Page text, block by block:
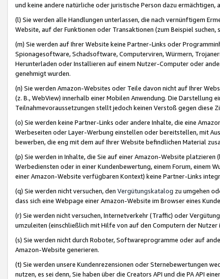
und keine andere natürliche oder juristische Person dazu
(l) Sie werden alle Handlungen unterlassen, die nach vernünftigem
Website, auf der Funktionen oder Transaktionen (zum Beispiel
(m) Sie werden auf Ihrer Website keine Partner-Links oder
Spionagesoftware, Schadsoftware, Computerviren, Würmern,
Herunterladen oder Installieren auf einem Nutzer-Computer oder
genehmigt wurden.
(n) Sie werden Amazon-Websites oder Teile davon nicht auf Ihrer
(z. B., WebView) innerhalb einer Mobilen Anwendung. Die Darstellung
Teilnahmevoraussetzungen stellt jedoch keinen Verstoß gegen diese
(o) Sie werden keine Partner-Links oder andere Inhalte, die eine
Werbeseiten oder Layer-Werbung einstellen oder bereitstellen, mit
bewerben, die eng mit dem auf Ihrer Website befindlichen Material
(p) Sie werden in Inhalte, die Sie auf einer Amazon-Website
Werbediensten oder in einer Kundenbewertung, einem Forum, einem
einer Amazon-Website verfügbaren Kontext) keine Partner-Links
(q) Sie werden nicht versuchen, den Vergütungskatalog zu umgehen
dass sich eine Webpage einer Amazon-Website im Browser eines
(r) Sie werden nicht versuchen, Internetverkehr (Traffic) oder
umzuleiten (einschließlich mit Hilfe von auf den Computern der
(s) Sie werden nicht durch Roboter, Softwareprogramme oder auf
Amazon-Website generieren.
(t) Sie werden unsere Kundenrezensionen oder Sternebewertungen
nutzen, es sei denn, Sie haben über die Creators API und die PA API